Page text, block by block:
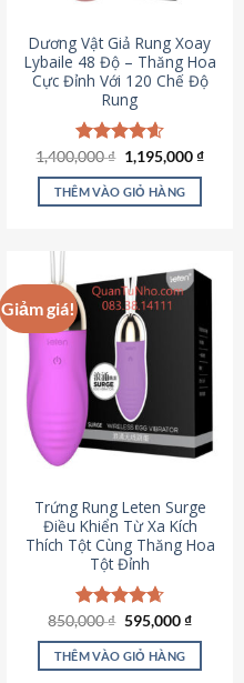
Dương Vật Giả Rung Xoay
Lybaile 48 Độ – Thăng Hoa
Cực Đỉnh Với 120 Chế Độ
Rung
Được xếp
hạng4.62
5 sao
1,400,000₫ Giá
gốc
là:
1,400,000 ₫.
1,195,000₫Giá
THÊM VÀO GIỎ HÀNG
Giảm giá!
Trứng Rung Leten Surge
Điều Khiển Từ Xa Kích
Thích Tột Cùng Thăng Hoa
Tột Đỉnh
Được xếp
hạng4.69
5 sao
850,000₫ Giá
là:
850,000 ₫.
595,000₫Giá
tại
THÊM VÀO GIỎ HÀNG